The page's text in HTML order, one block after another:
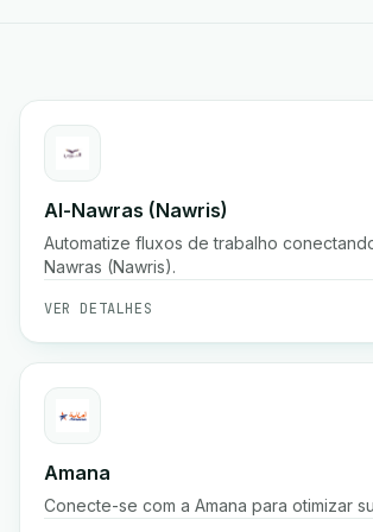
Al-Nawras (Nawris)
Automatize fluxos de trabalho
Nawras (Nawris).
VER DETALHES
Amana
Conecte-se com a Amana para otimizar